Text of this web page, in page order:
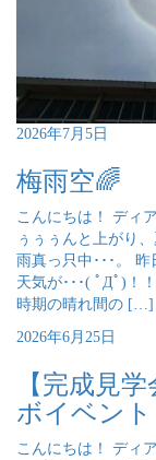
2026年7月5日
梅雨空🌈
こんにちは！ ディ
ぅぅぅんと上がり
雨真っ只中･･･。
天気が･･･( ﾟДﾟ)！
時期の晴れ間の […]
2026年6月25日
【完成見
ボイベント
こんにちは！ ディ